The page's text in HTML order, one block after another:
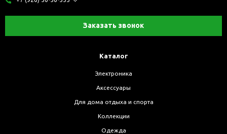
Заказать звонок
Каталог
Электроника
Аксессуары
Для дома отдыха и спорта
Коллекции
Одежда